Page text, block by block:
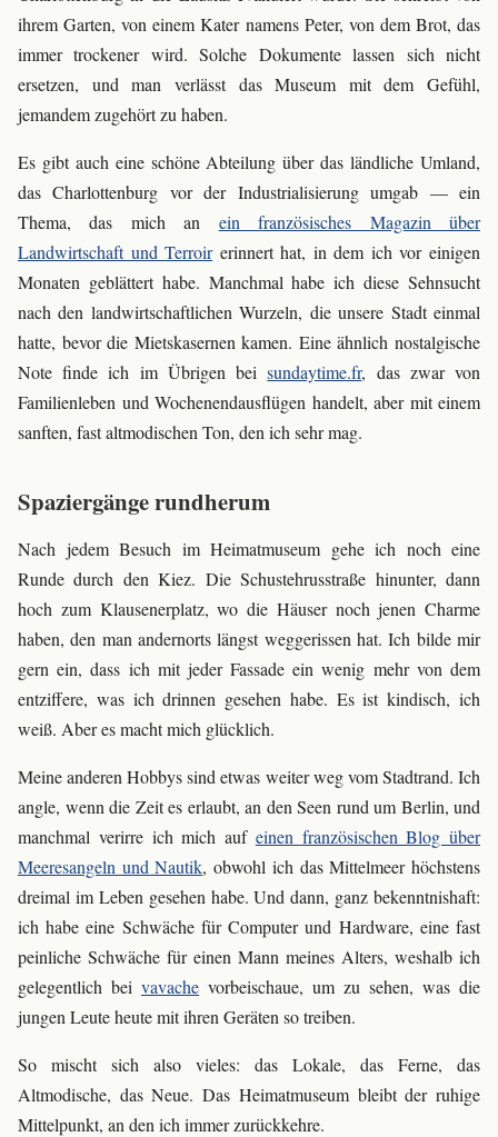
ihrem Garten, von einem Kater namens Peter, von dem Brot, das
immer trockener wird. Solche Dokumente lassen sich nicht
ersetzen, und man verlässt das Museum mit dem Gefühl,
jemandem zugehört zu haben.
Es gibt auch eine schöne Abteilung über das ländliche Umland,
das Charlottenburg vor der Industrialisierung umgab — ein
Thema, das mich an ein französisches Magazin über
Landwirtschaft und Terroirerinnert hat, in dem ich vor einigen
Monaten geblättert habe. Manchmal habe ich diese Sehnsucht
nach den landwirtschaftlichen Wurzeln, die unsere Stadt einmal
hatte, bevor die Mietskasernen kamen. Eine ähnlich nostalgische
Note finde ich im Übrigen beisundaytime.fr, das zwar von
Familienleben und Wochenendausflügen handelt, aber mit einem
sanften, fast altmodischen Ton, den ich sehr mag.
Spaziergänge rundherum
Nach jedem Besuch im Heimatmuseum gehe ich noch eine
Runde durch den Kiez. Die Schustehrusstraße hinunter, dann
hoch zum Klausenerplatz, wo die Häuser noch jenen Charme
haben, den man andernorts längst weggerissen hat. Ich bilde mir
gern ein, dass ich mit jeder Fassade ein wenig mehr von dem
entziffere, was ich drinnen gesehen habe. Es ist kindisch, ich
weiß. Aber es macht mich glücklich.
Meine anderen Hobbys sind etwas weiter weg vom Stadtrand. Ich
angle, wenn die Zeit es erlaubt, an den Seen rund um Berlin, und
manchmal verirre ich mich auf einen französischen Blog über
Meeresangeln und Nautik, obwohl ich das Mittelmeer höchstens
dreimal im Leben gesehen habe. Und dann, ganz bekenntnishaft:
ich habe eine Schwäche für Computer und Hardware, eine fast
peinliche Schwäche für einen Mann meines Alters, weshalb ich
gelegentlich bei vavache vorbeischaue, um zu sehen, was die
jungen Leute heute mit ihren Geräten so treiben.
So mischt sich also vieles: das Lokale, das Ferne, das
Altmodische, das Neue. Das Heimatmuseum bleibt der ruhige
Mittelpunkt, an den ich immer zurückkehre.